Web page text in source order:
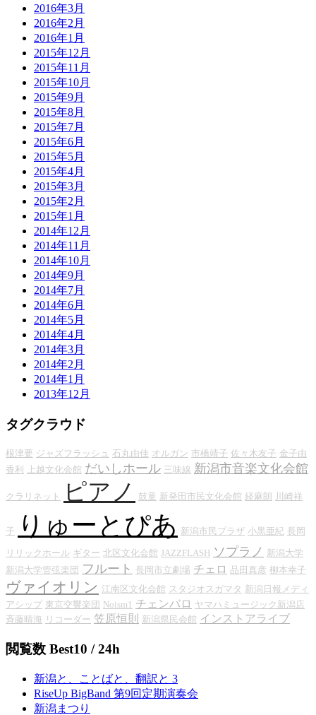
2016年3月
2016年2月
2016年1月
2015年12月
2015年11月
2015年10月
2015年9月
2015年8月
2015年7月
2015年6月
2015年5月
2015年4月
2015年3月
2015年2月
2015年1月
2014年12月
2014年11月
2014年10月
2014年9月
2014年7月
2014年6月
2014年5月
2014年4月
2014年3月
2014年2月
2014年1月
2013年12月
タグクラウド
根津要 ジャズフラッシュ 石丸由佳 オルガン 市橋靖子 佐々木友子 金子由
香利
上越文化会館 だいしホール 三味線 新潟市音楽文化会館
クラリネット ピアノ 鼓童 新発田市民文化会館 経麻朗 川崎祥
子 りゅーとぴあ 新潟市民プラザ 小黒亜紀 長岡
リリックホール ギター 北区文化会館 JAZZFLASH ソプラノ 新潟大学
新潟大学管弦楽団 フルート 長岡市立劇場 チェロ 品田真彦 柳本幸子
ヴァイオリン 江南区文化会館 スタジオスガマタ 新潟日報メディ
アシップ 東京交響楽団 Noism1 チェンバロ ヤマハミュージック新潟店
斉藤晴海 リコーダー 笠原恒則 新潟県民会館 インストアライブ
閲覧数 Best10 / 24h
新潟と、ことばと、翻訳と 3
RiseUp BigBand 第9回定期演奏会
新潟まつり